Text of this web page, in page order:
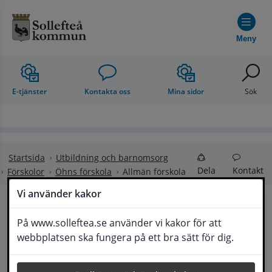
Vi använder kakor
På www.solleftea.se använder vi kakor för att
webbplatsen ska fungera på ett bra sätt för dig.
Meny
E-tjänster Kontakta oss Mina sidor Sök
Startsida
Utbildning och barnomsorg
Förskolor
Öhns förskola Allmän förskola Dela Kontakt
Allmän förskola
Gäller från och med augusti det år barnet fyller